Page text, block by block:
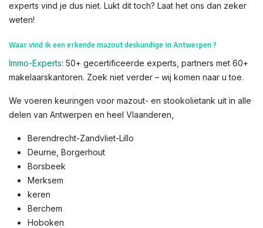
experts vind je dus niet. Lukt dit toch? Laat het ons dan zeker
weten!
Waar vind ik een erkende mazout deskundige in Antwerpen ?
Immo-Experts: 50+ gecertificeerde experts, partners met 60+
makelaarskantoren. Zoek niet verder – wij komen naar u toe.
We voeren keuringen voor mazout- en stookolietank uit in alle
delen van Antwerpen en heel Vlaanderen,
Berendrecht-Zandvliet-Lillo
Deurne, Borgerhout
Borsbeek
Merksem
keren
Berchem
Hoboken